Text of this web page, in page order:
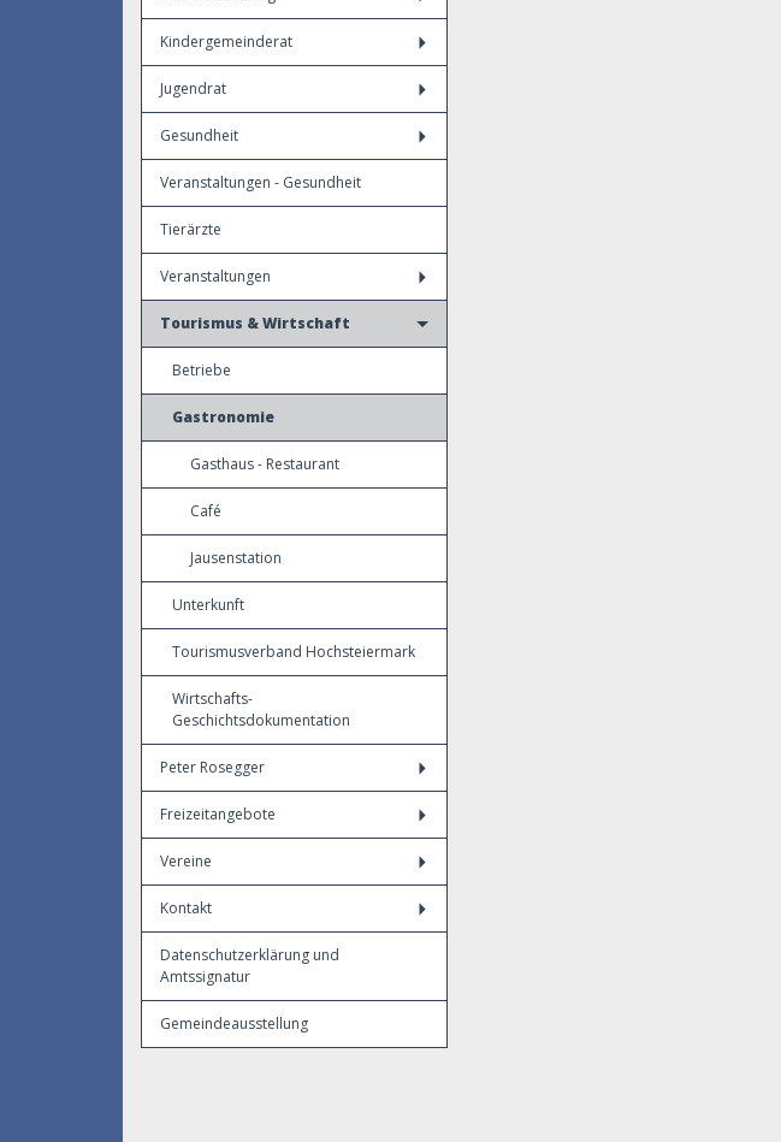
Kindergemeinderat
Jugendrat
Gesundheit
Veranstaltungen - Gesundheit
Tierärzte
Veranstaltungen
Tourismus & Wirtschaft
Betriebe
Gastronomie
Gasthaus - Restaurant
Café
Jausenstation
Unterkunft
Tourismusverband Hochsteiermark
Wirtschafts-
Geschichtsdokumentation
Peter Rosegger
Freizeitangebote
Vereine
Kontakt
Datenschutzerklärung und
Amtssignatur
Gemeindeausstellung